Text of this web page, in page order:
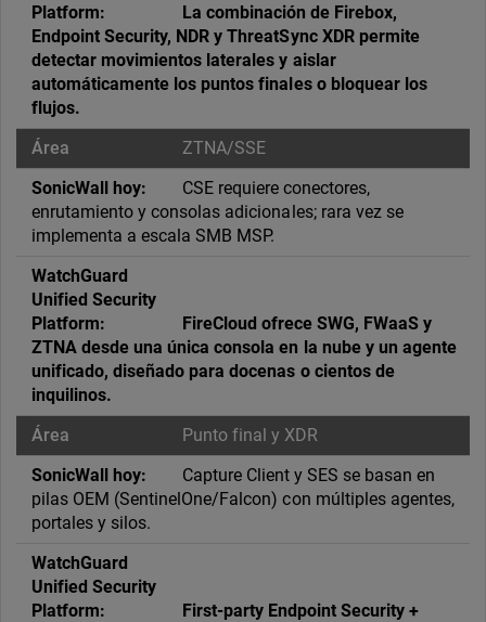
La combinación de Firebox,
Endpoint Security, NDR y ThreatSync XDR permite
detectar movimientos laterales y aislar
automáticamente los puntos finales o bloquear los
flujos.
ZTNA/SSE
CSE requiere conectores,
enrutamiento y consolas adicionales; rara vez se
implementa a escala SMB MSP.
FireCloud ofrece SWG, FWaaS y
ZTNA desde una única consola en la nube y un agente
unificado, diseñado para docenas o cientos de
inquilinos.
Punto final y XDR
Capture Client y SES se basan en
pilas OEM (SentinelOne/Falcon) con múltiples agentes,
portales y silos.
First-party Endpoint Security +